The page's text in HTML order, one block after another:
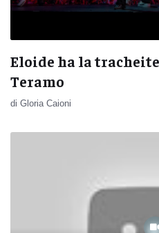
Eloide ha la
Teramo
di Gloria Caioni